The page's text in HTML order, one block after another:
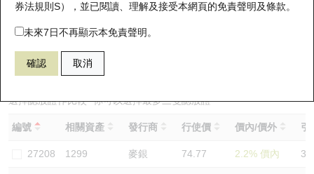
券法規則S），並已閱讀、理解及接受本網頁的免責聲明及條款。
未來7日不再顯示本免責聲明。
確認 取消
29218 瑞銀認沽 1299 友邦保險
選擇認股證作比較*你可以選擇最多三隻認股證
編號 相關資產 發行商 行使價 價內/價外 引
27208 1299 麥銀 74.77 2.2% 價內
即將到期認股證
認股證到期結算價查詢
認股證分析儀
認股證速算機
牛熊證街貨分佈圖
正股牛熊證列表
新發行瑞銀牛熊證
已收回牛熊證剩餘價值
十天股證佔大市成交
資金流
街貨統計
三十大平均引伸波幅
恒指成份股
國指成份股
科指成份股
相關資產沽空
講座及教育短片
認股證投資者教育
牛熊證投資者教育
認股證牛熊證常問問題